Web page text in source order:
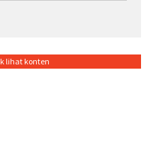
lihat konten